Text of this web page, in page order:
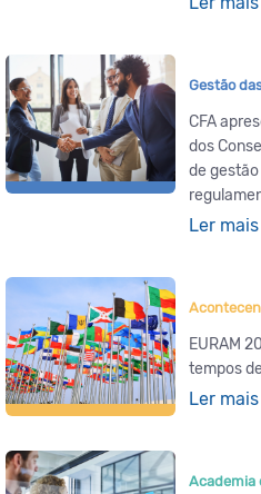
Gestão
CFA
dos
de
Ler mais
EURAM
tempos
Ler mais
Academia